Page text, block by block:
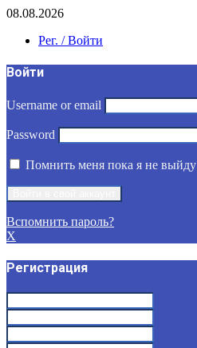
08.08.2026
Рег. / Войти
Войти
Username or email
Password
Помнить меня пока я не выйду
Вспомнить пароль?
X
Регистрация